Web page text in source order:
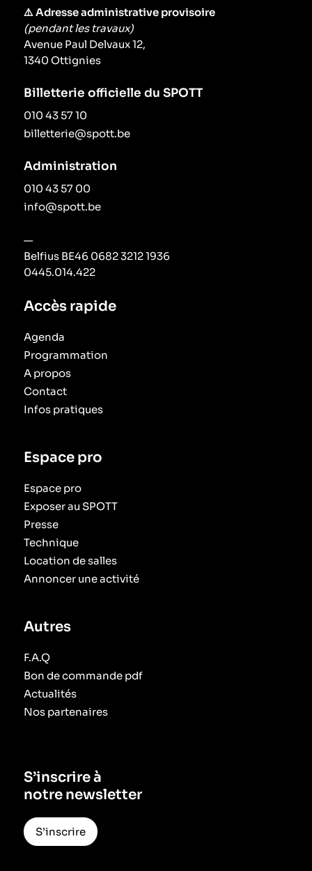
Infos pratiques
Contact
Accès rapide
Agenda
Programmation
A propos
Contact
Infos pratiques
Espace pro
Espace pro
Exposer au SPOTT
Presse
Technique
Location de salles
Annoncer une activité
Autres
F.A.Q
Bon de commande pdf
Actualités
Nos partenaires
S’inscrire à
notre newsletter
S’inscrire
⚠️ Adresse administrative provisoire
(pendant les travaux)
Avenue Paul Delvaux 12,
1340 Ottignies
Billetterie officielle du SPOTT
010 43 57 10
billetterie@spott.be
Administration
010 43 57 00
info@spott.be
—
Belfius BE46 0682 3212 1936
0445.014.422